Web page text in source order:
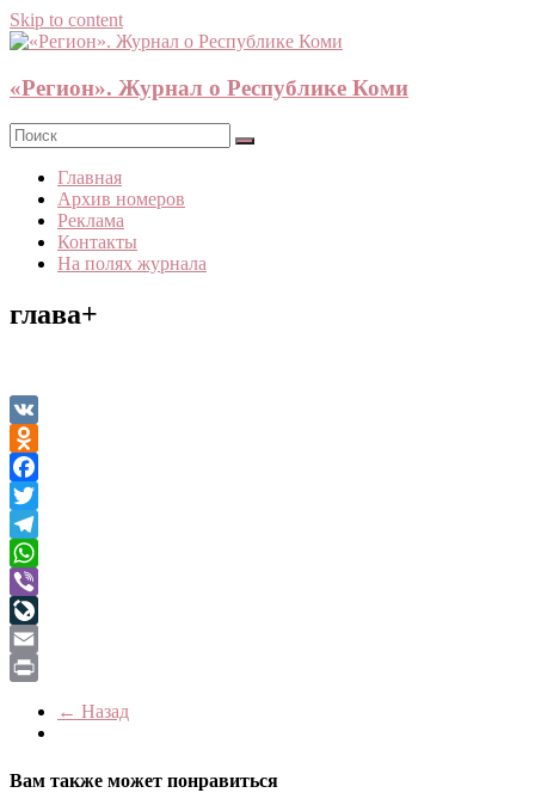
Skip to content
«Регион». Журнал о Республике Коми
Главная
Архив номеров
Реклама
Контакты
На полях журнала
глава+
VK
Odnoklassniki
Facebook
Twitter
Telegram
WhatsApp
Viber
LiveJournal
Email
← Назад
Вам также может понравиться